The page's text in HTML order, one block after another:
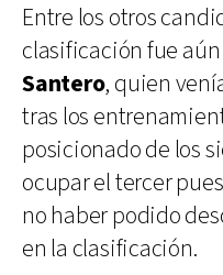
Entre los otros
clasificación fue
Santero, quien
tras los
posicionado de los
ocupar el tercer
no haber podido
en la clasificación.